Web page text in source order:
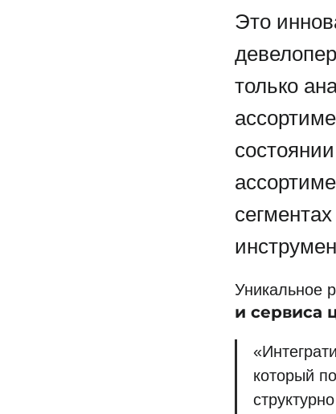
Это
только
Уникальное
и сервиса
который